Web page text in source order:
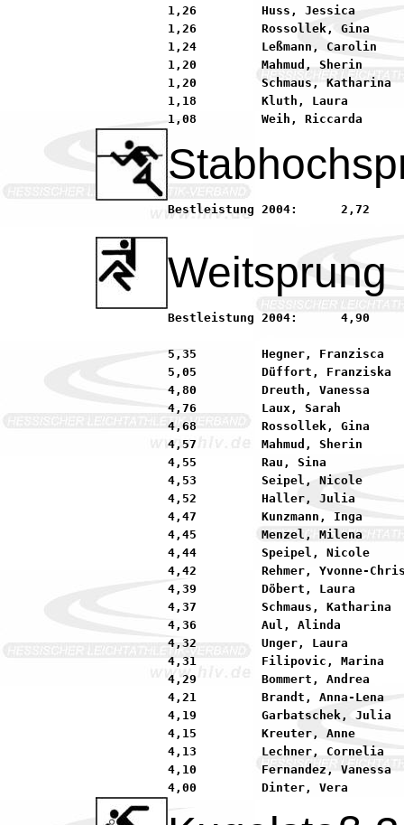
1,26         Huss, Jessica
1,26         Rossollek, Gina
1,24         Leßmann, Carolin
1,20         Mahmud, Sherin
1,20         Schmaus,
1,18         Kluth, Laura
Bestleistung 2004:	2,72         Hayn, Sabrina           90 LG Rodgau
Weitsprung
Bestleistung 2004:	4,90         Konopka, Jasmin         90 LG MINIMAX Seligenstad
5,35         Hegner, Franzisca
5,05         Düffort, Franziska
4,80         Dreuth, Vanessa
4,76         Laux, Sarah
4,68         Rossollek, Gina
4,57         Mahmud, Sherin
4,55         Rau, Sina
4,53         Seipel, Nicole
4,52         Haller, Julia
4,47         Kunzmann, Inga
4,45         Menzel, Milena
4,44         Speipel, Nicole
4,42         Rehmer, Yvonne-
4,39         Döbert, Laura
4,37         Schmaus,
4,36         Aul, Alinda
4,32         Unger, Laura
4,31         Filipovic, Marina
4,29         Bommert, Andrea
4,21         Brandt, Anna-Lena
4,19         Garbatschek, Julia
4,15         Kreuter, Anne
4,13         Lechner, Cornelia
4,10         Fernandez,